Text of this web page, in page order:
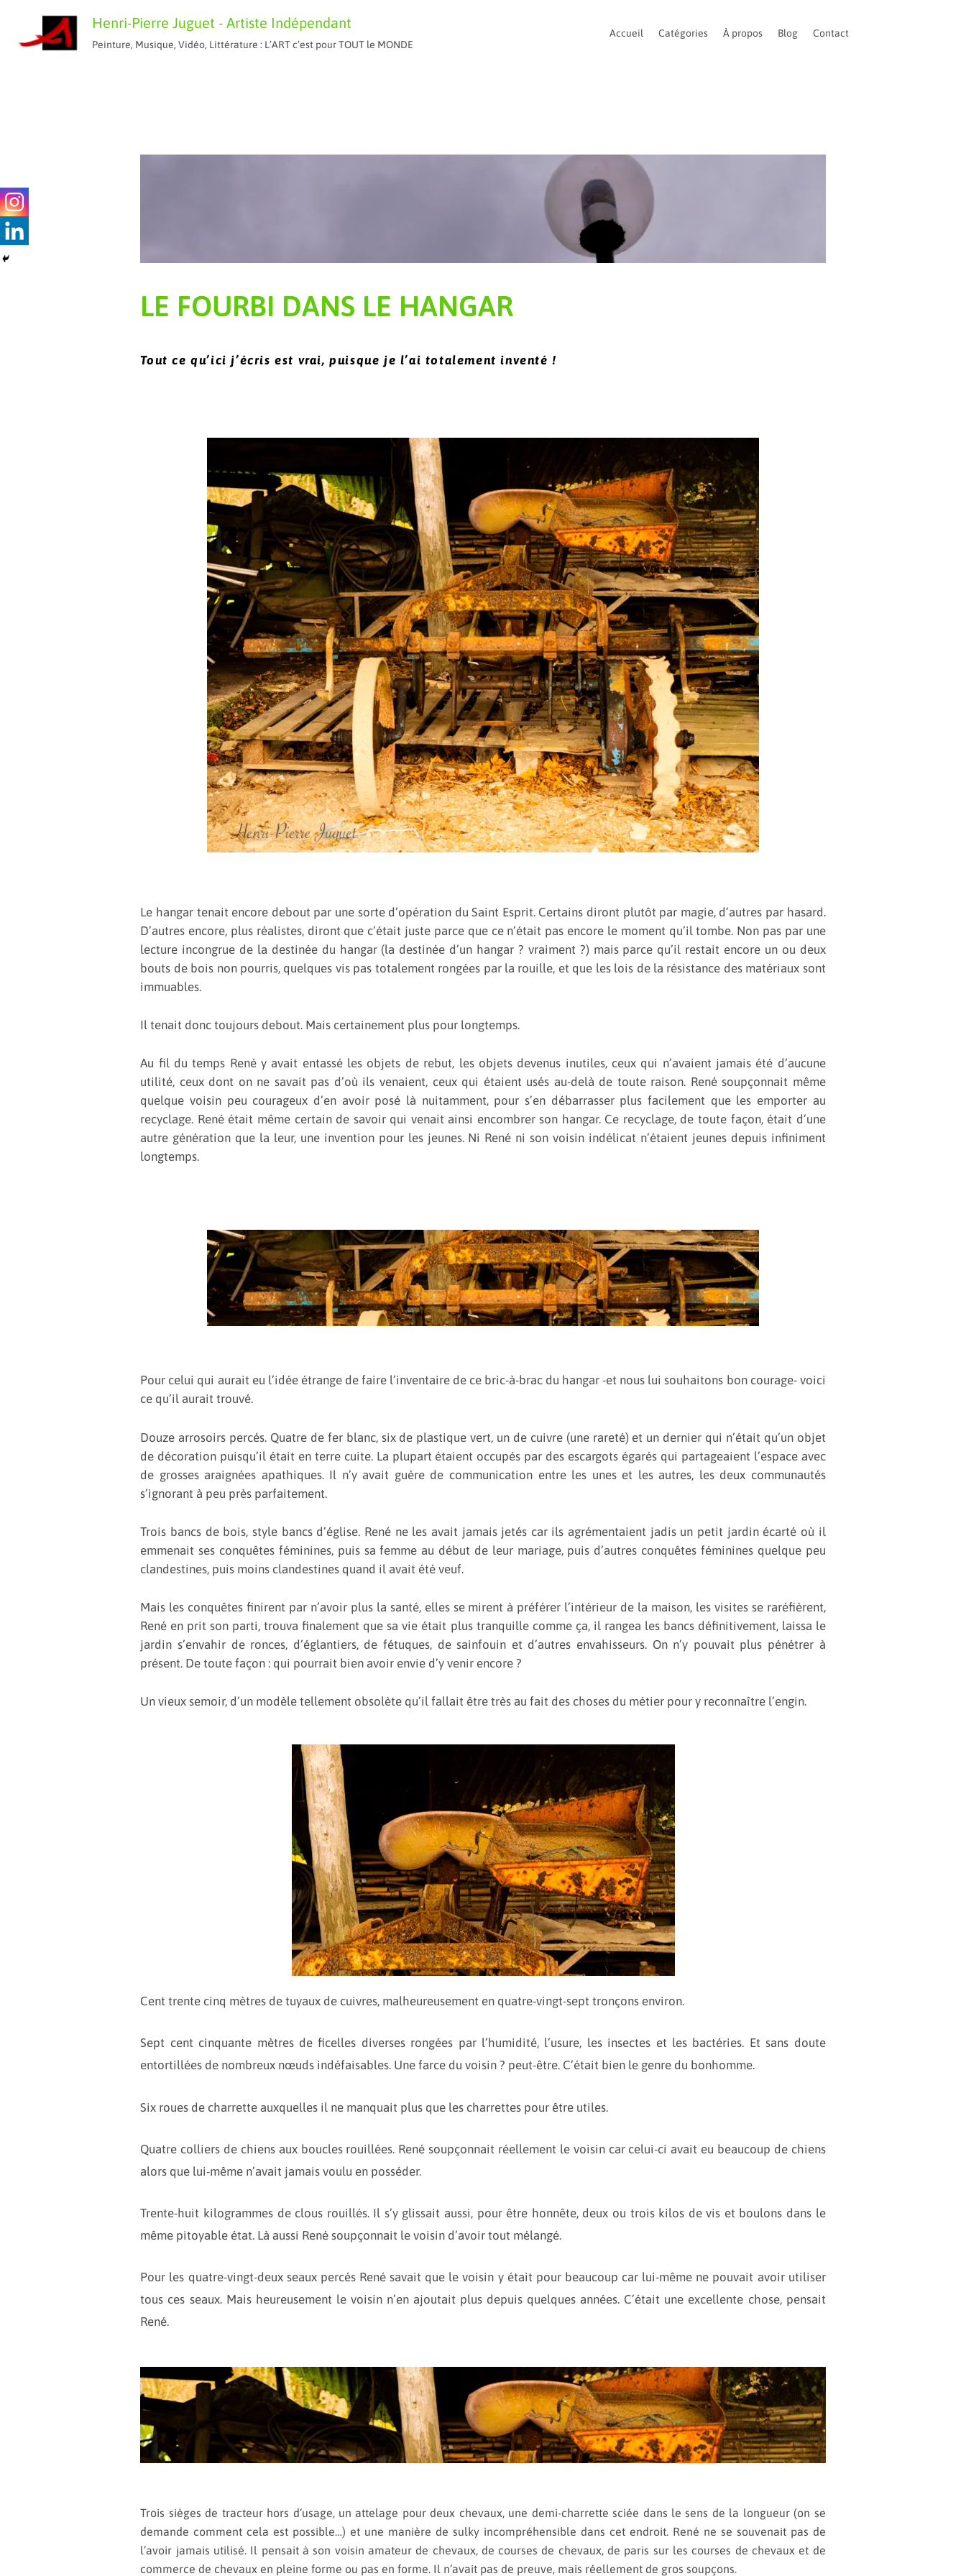
contenu
Henri-Pierre Juguet - Artiste Indépendant
Peinture, Musique, Vidéo, Littérature : L’ART c’est pour TOUT le MONDE
Accueil Catégories À propos Blog Contact
LE FOURBI DANS LE HANGAR
Tout ce qu’ici j’écris est vrai, puisque je l’ai totalement inventé !
Le hangar tenait encore debout par une sorte d’opération du Saint Esprit. Certains diront plutôt par magie, d’autres par hasard.
D’autres encore, plus réalistes, diront que c’était juste parce que ce n’était pas encore le moment qu’il tombe. Non pas par une
lecture incongrue de la destinée du hangar (la destinée d’un hangar ? vraiment ?) mais parce qu’il restait encore un ou deux
bouts de bois non pourris, quelques vis pas totalement rongées par la rouille, et que les lois de la résistance des matériaux sont
immuables.
Il tenait donc toujours debout. Mais certainement plus pour longtemps.
Au fil du temps René y avait entassé les objets de rebut, les objets devenus inutiles, ceux qui n’avaient jamais été d’aucune
utilité, ceux dont on ne savait pas d’où ils venaient, ceux qui étaient usés au-delà de toute raison. René soupçonnait même
quelque voisin peu courageux d’en avoir posé là nuitamment, pour s’en débarrasser plus facilement que les emporter au
recyclage. René était même certain de savoir qui venait ainsi encombrer son hangar. Ce recyclage, de toute façon, était d’une
autre génération que la leur, une invention pour les jeunes. Ni René ni son voisin indélicat n’étaient jeunes depuis infiniment
longtemps.
Pour celui qui aurait eu l’idée étrange de faire l’inventaire de ce bric-à-brac du hangar -et nous lui souhaitons bon courage- voici
ce qu’il aurait trouvé.
Douze arrosoirs percés. Quatre de fer blanc, six de plastique vert, un de cuivre (une rareté) et un dernier qui n’était qu’un objet
de décoration puisqu’il était en terre cuite. La plupart étaient occupés par des escargots égarés qui partageaient l’espace avec
de grosses araignées apathiques. Il n’y avait guère de communication entre les unes et les autres, les deux communautés
s’ignorant à peu près parfaitement.
Trois bancs de bois, style bancs d’église. René ne les avait jamais jetés car ils agrémentaient jadis un petit jardin écarté où il
emmenait ses conquêtes féminines, puis sa femme au début de leur mariage, puis d’autres conquêtes féminines quelque peu
clandestines, puis moins clandestines quand il avait été veuf.
Mais les conquêtes finirent par n’avoir plus la santé, elles se mirent à préférer l’intérieur de la maison, les visites se raréfièrent,
René en prit son parti, trouva finalement que sa vie était plus tranquille comme ça, il rangea les bancs définitivement, laissa le
jardin s’envahir de ronces, d’églantiers, de fétuques, de sainfouin et d’autres envahisseurs. On n’y pouvait plus pénétrer à
présent. De toute façon : qui pourrait bien avoir envie d’y venir encore ?
Un vieux semoir, d’un modèle tellement obsolète qu’il fallait être très au fait des choses du métier pour y reconnaître l’engin.
Cent trente cinq mètres de tuyaux de cuivres, malheureusement en quatre-vingt-sept tronçons environ.
Sept cent cinquante mètres de ficelles diverses rongées par l’humidité, l’usure, les insectes et les bactéries. Et sans doute
entortillées de nombreux nœuds indéfaisables. Une farce du voisin ? peut-être. C’était bien le genre du bonhomme.
Six roues de charrette auxquelles il ne manquait plus que les charrettes pour être utiles.
Quatre colliers de chiens aux boucles rouillées. René soupçonnait réellement le voisin car celui-ci avait eu beaucoup de chiens
alors que lui-même n’avait jamais voulu en posséder.
Trente-huit kilogrammes de clous rouillés. Il s’y glissait aussi, pour être honnête, deux ou trois kilos de vis et boulons dans le
même pitoyable état. Là aussi René soupçonnait le voisin d’avoir tout mélangé.
Pour les quatre-vingt-deux seaux percés René savait que le voisin y était pour beaucoup car lui-même ne pouvait avoir utiliser
tous ces seaux. Mais heureusement le voisin n’en ajoutait plus depuis quelques années. C’était une excellente chose, pensait
René.
Trois sièges de tracteur hors d’usage, un attelage pour deux chevaux, une demi-charrette sciée dans le sens de la longueur (on se
demande comment cela est possible…) et une manière de sulky incompréhensible dans cet endroit. René ne se souvenait pas de
l’avoir jamais utilisé. Il pensait à son voisin amateur de chevaux, de courses de chevaux, de paris sur les courses de chevaux et de
commerce de chevaux en pleine forme ou pas en forme. Il n’avait pas de preuve, mais réellement de gros soupçons.